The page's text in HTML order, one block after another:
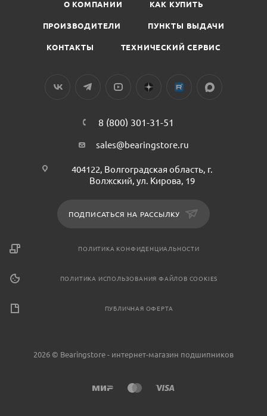
О КОМПАНИИ КАК КУПИТЬ
ПРОИЗВОДИТЕЛИ ПУНКТЫ ВЫДАЧИ
КОНТАКТЫ ТЕХНИЧЕСКИЙ СЕРВИС
8 (800) 301-31-51
sales@bearingstore.ru
404122, Волгоградская область, г.
Волжский, ул. Кирова, 19
ПОДПИСАТЬСЯ НА РАССЫЛКУ
ПОЛИТИКА КОНФИДЕНЦИАЛЬНОСТИ
ПОЛИТИКА ИСПОЛЬЗОВАНИЯ ФАЙЛОВ COOKIES
ПУБЛИЧНАЯ ОФЕРТА
2026 © Bearingstore - интернет-магазин подшипников